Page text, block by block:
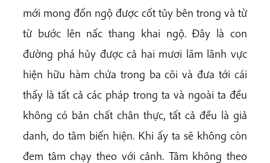
mới mong đốn ngộ được cốt tủy bên trong và từ
từ bước lên nấc thang khai ngộ. Đây là con
đường phá hủy được cả hai mươi lăm lãnh vực
hiện hữu hàm chứa trong ba cõi và đưa tới cái
thấy là tất cả các pháp trong ta và ngoài ta đều
không có bản chất chân thực, tất cả đều là giả
danh, do tâm biến hiện. Khi ấy ta sẽ không còn
đem tâm chạy theo với cảnh. Tâm không theo